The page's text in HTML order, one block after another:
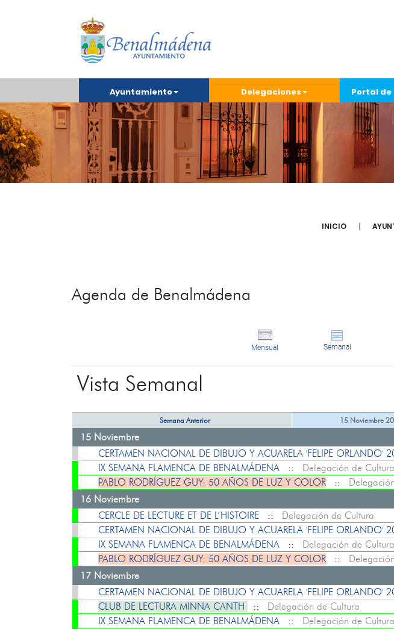
Ayuntamiento Delegaciones Portal
INICIO
Agenda de Benalmádena
Mensual Semanal
Vista Semanal
Semana Anterior 15 Noviembre
15 Noviembre
CERTAMEN NACIONAL DE DIBUJO Y ACUARELA 'FELIPE ORLANDO'
IX SEMANA FLAMENCA DE BENALMÁDENA
:: Delegación de Cultura
PABLO RODRÍGUEZ GUY: 50 AÑOS DE LUZ Y COLOR::
16 Noviembre
CERCLE DE LECTURE ET DE L’HISTOIRE :: Delegación de Cultura
CERTAMEN NACIONAL DE DIBUJO Y ACUARELA 'FELIPE ORLANDO'
IX SEMANA FLAMENCA DE BENALMÁDENA
:: Delegación de Cultura
PABLO RODRÍGUEZ GUY: 50 AÑOS DE LUZ Y COLOR::
17 Noviembre
CERTAMEN NACIONAL DE DIBUJO Y ACUARELA 'FELIPE ORLANDO'
CLUB DE LECTURA MINNA CANTH
:: Delegación de Cultura
IX SEMANA FLAMENCA DE BENALMÁDENA
:: Delegación de Cultura